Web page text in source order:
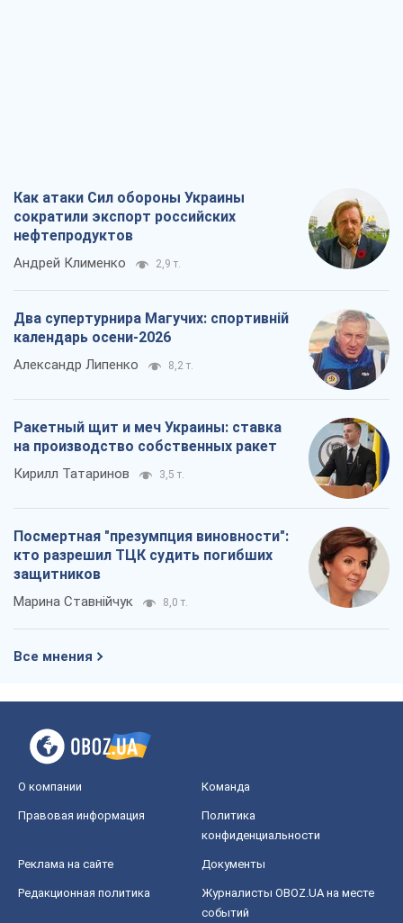
Как атаки Сил обороны Украины
сократили экспорт российских
нефтепродуктов
Андрей Клименко 2,9 т.
Два супертурнира Магучих: спортивній
календарь осени-2026
Александр Липенко 8,2 т.
Ракетный щит и меч Украины: ставка
на производство собственных ракет
Кирилл Татаринов 3,5 т.
Посмертная "презумпция виновности":
кто разрешил ТЦК судить погибших
защитников
Марина Ставнійчук 8,0 т.
Все мнения
О компании Команда
Правовая информация
Политика
конфиденциальности
Реклама на сайте Документы
Редакционная политика
Журналисты OBOZ.UA на месте
событий